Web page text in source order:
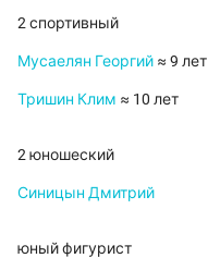
2 спортивный
Мусаелян Георгий ≈ 9 лет
Тришин Клим ≈ 10 лет
2 юношеский
Синицын Дмитрий
юный фигурист